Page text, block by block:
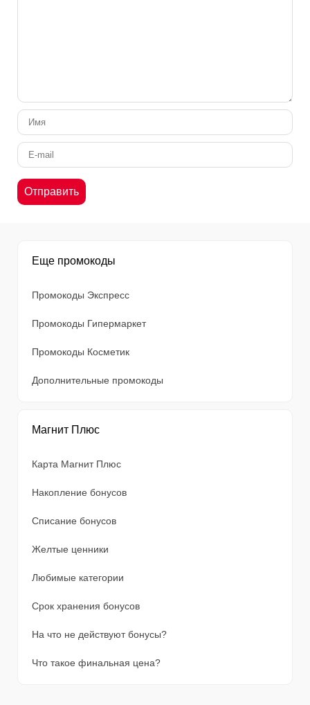
Еще промокоды
Промокоды Экспресс
Промокоды Гипермаркет
Промокоды Косметик
Дополнительные промокоды
Магнит Плюс
Карта Магнит Плюс
Накопление бонусов
Списание бонусов
Желтые ценники
Любимые категории
Срок хранения бонусов
На что не действуют бонусы?
Что такое финальная цена?